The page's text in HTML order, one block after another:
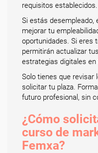
requisitos establecidos.
Si estás desempleado,
mejorar tu
oportunidades. Si eres
permitirán actualizar
estrategias digitales
Solo tienes que revisar
solicitar tu plaza.
futuro profesional, sin
¿Cómo
curso de
Femxa?